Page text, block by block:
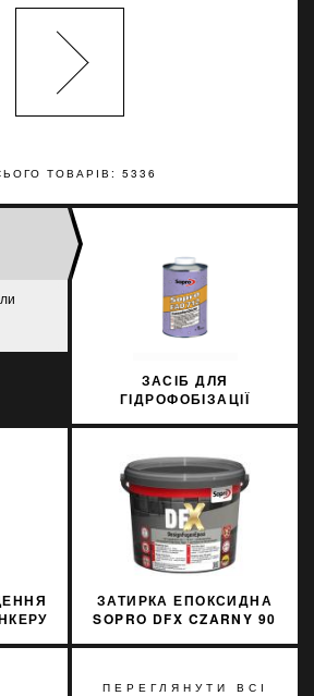
ТОВАРІВ: 5336
ЗАСІБ ДЛЯ
ГІДРОФОБІЗАЦІЇ
ЗАТИРКА ЕПОКСИДНА
SOPRO DFX CZARNY 90
ПЕРЕГЛЯНУТИ ВСІ